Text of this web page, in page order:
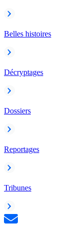
Belles histoires
Décryptages
Dossiers
Reportages
Tribunes